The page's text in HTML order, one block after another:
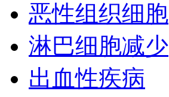
恶性组织细胞
淋巴细胞减少
出血性疾病